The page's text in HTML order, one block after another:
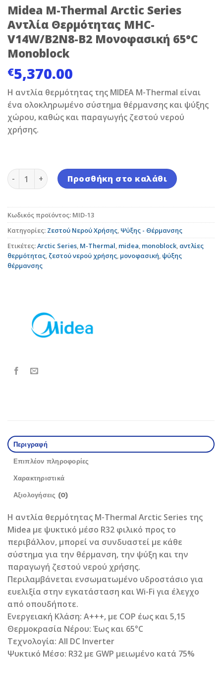
Midea M-Thermal Arctic Series
Αντλία Θερμότητας MHC-
V14W/B2N8-B2 Μονοφασική 65°C
Monoblock
€5,370.00
H αντλία θερμότητας της MIDEA M-Thermal είναι
ένα ολοκληρωμένο σύστημα θέρμανσης και ψύξης
χώρου, καθώς και παραγωγής ζεστού νερού
χρήσης.
Midea M-Thermal Arctic Series Αντλία Θερμότητας
Προσθήκη στο καλάθι
Κωδικός προϊόντος: MID-13
Κατηγορίες: Ζεστού Νερού Χρήσης, Ψύξης - Θέρμανσης
Ετικέτες:Arctic Series, M-Thermal, midea, monoblock, αντλίες
θερμότητας, ζεστού νερού χρήσης, μονοφασική, ψύξης
θέρμανσης
Περιγραφή
Επιπλέον πληροφορίες
Χαρακτηριστικά
Αξιολογήσεις (0)
Η αντλία θερμότητας M-Thermal Arctic Series της
Midea με ψυκτικό μέσο R32 φιλικό προς το
περιβάλλον, μπορεί να συνδυαστεί με κάθε
σύστημα για την θέρμανση, την ψύξη και την
παραγωγή ζεστού νερού χρήσης.
Περιλαμβάνεται ενσωματωμένο υδροστάσιο για
ευελιξία στην εγκατάσταση και Wi-Fi για έλεγχο
από οπουδήποτε.
Ενεργειακή Κλάση: Α+++, με COP έως και 5,15
Θερμοκρασία Νέρου: Έως και 65°C
Τεχνολογία: All DC Inverter
Ψυκτικό Μέσο: R32 με GWP μειωμένο κατά 75%